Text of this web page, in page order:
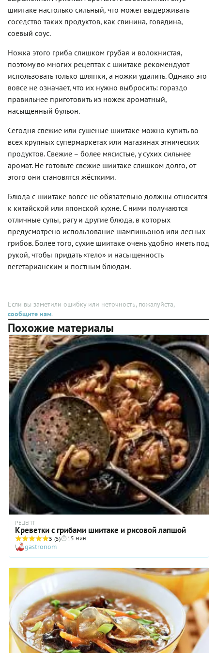
непременное
сопровождение
к
панчхоны —
кимчи и
традиционные
острые
корейские
закуски.
бульоне,
в него
специи —
ингредиенты
бесконечно
варьируются
зависимости
от
и
традиций.
Предлагаем
рецепт
базовой
версии
популярного
в Азии
супа — с
ароматными
грибами
шиитаке,
луком-
пореем и
морковью.
шиитаке),
а во-
вторых,
имбиря и
чеснок
(помимо
разумеется).
картошка
превратилась
в блюдо
ресторанного
использовали
не
масло, а
оливковое.
жареного
картофеля
грибами
зазвучали
пикантные,
более
интересные
ноты.
быстро
жарят на
сильном
огне. И в
мясо
получается
нежным,
ароматным,
просто
тающим
Само
«бульгоги»
означает
мясо» – и
традиционно
мясо
на углях.
Хотя
можно
пожарить
бульгоги
и на
толстодонной
сковороде
на
обычной
шиитаке настолько сильный, что может выдерживать
соседство таких продуктов, как свинина, говядина,
соевый соус.
Ножка этого гриба слишком грубая и волокнистая,
поэтому во многих рецептах с шиитаке рекомендуют
использовать только шляпки, а ножки удалить. Однако это
вовсе не означает, что их нужно выбросить: гораздо
правильнее приготовить из ножек ароматный,
насыщенный бульон.
Сегодня свежие или сушёные шиитаке можно купить во
всех крупных супермаркетах или магазинах этнических
продуктов. Свежие – более мясистые, у сухих сильнее
аромат. Не готовьте свежие шиитаке слишком долго, от
этого они становятся жёсткими.
Блюда с шиитаке вовсе не обязательно должны относится
к китайской или японской кухне. С ними получаются
отличные супы, рагу и другие блюда, в которых
предусмотрено использование шампиньонов или лесных
грибов. Более того, сухие шиитаке очень удобно иметь под
рукой, чтобы придать «тело» и насыщенность
вегетарианским и постным блюдам.
Если вы заметили ошибку или неточность, пожалуйста,
сообщите нам.
Похожие материалы
РЕЦЕПТ
Креветки с грибами шиитаке и рисовой лапшой
5 (5) 15 мин
gastronom